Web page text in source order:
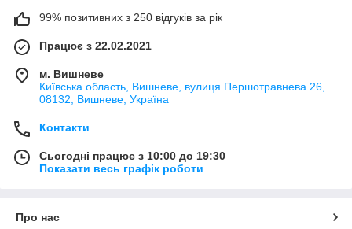
99% позитивних з 250 відгуків за рік
Працює з 22.02.2021
м. Вишневе
Київська область, Вишневе, вулиця Першотравнева 26,
08132, Вишневе, Україна
Контакти
Сьогодні працює з 10:00 до 19:30
Показати весь графік роботи
Про нас